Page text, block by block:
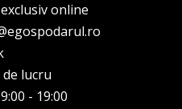
online
lucru
- 19:00